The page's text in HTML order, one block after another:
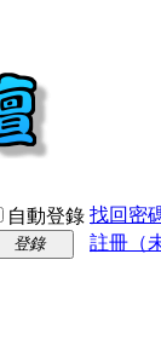
自動登錄 找回密
登錄
註冊（